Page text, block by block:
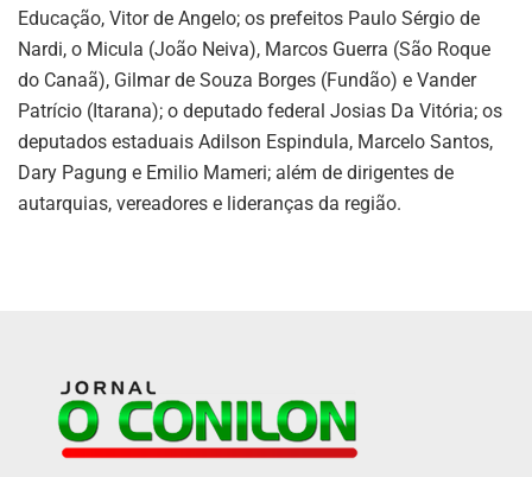
Educação, Vitor de Angelo; os prefeitos Paulo Sérgio de
Nardi, o Micula (João Neiva), Marcos Guerra (São Roque
do Canaã), Gilmar de Souza Borges (Fundão) e Vander
Patrício (Itarana); o deputado federal Josias Da Vitória; os
deputados estaduais Adilson Espindula, Marcelo Santos,
Dary Pagung e Emilio Mameri; além de dirigentes de
autarquias, vereadores e lideranças da região.